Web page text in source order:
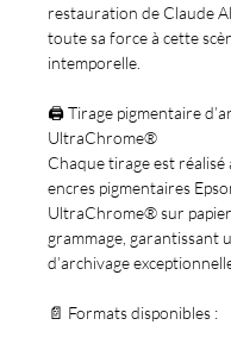
restauration de Claude
toute sa force à cette
intemporelle.
🖨️Tirage pigmentaire
UltraChrome®
Chaque tirage est réalisé
encres pigmentaires
UltraChrome® sur
grammage, garantissant
d’archivage
📄 Formats disponibles :